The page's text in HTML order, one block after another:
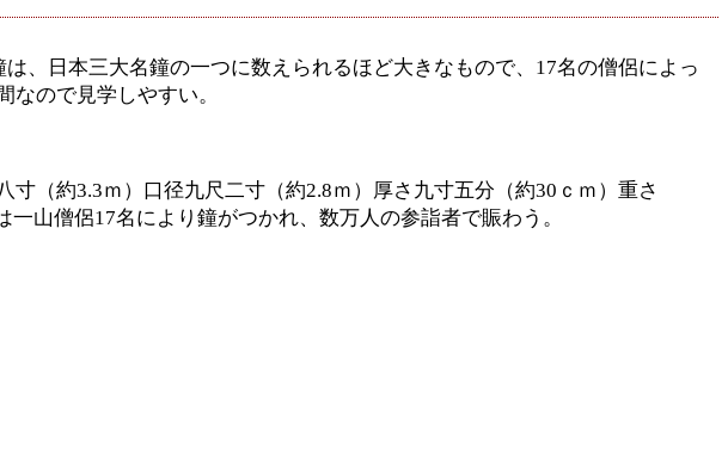
は、日本三大名鐘の一つに数えられるほど大きなもので、17名の僧侶によっ
ので見学しやすい。
（約3.3ｍ）口径九尺二寸（約2.8ｍ）厚さ九寸五分（約30ｃｍ）重さ
山僧侶17名により鐘がつかれ、数万人の参詣者で賑わう。